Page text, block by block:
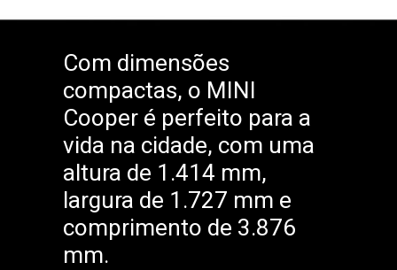
Com dimensões
compactas, o MINI
Cooper é perfeito para a
vida na cidade, com uma
altura de 1.414 mm,
largura de 1.727 mm e
comprimento de 3.876
mm.